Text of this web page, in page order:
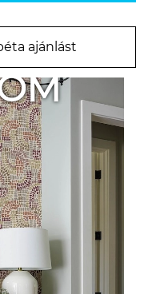
ajánlást